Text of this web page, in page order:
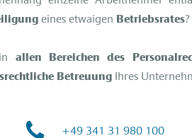
eines etwaigen Betriebsrates?
allen Bereichen des
Betreuung Ihres
+49 341 31 980 100